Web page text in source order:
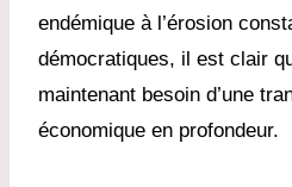
endémique à l’érosion
démocratiques, il est clair
maintenant besoin d’une
économique en profondeur.